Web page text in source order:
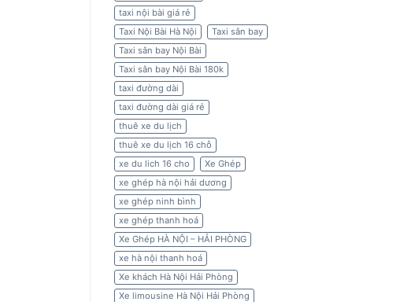
taxi nội bài giá rẻ
Taxi Nội Bài Hà Nội
Taxi sân bay
Taxi sân bay Nội Bài
Taxi sân bay Nội Bài 180k
taxi đường dài
taxi đường dài giá rẻ
thuê xe du lịch
thuê xe du lịch 16 chỗ
xe du lich 16 cho
Xe Ghép
xe ghép hà nội hải dương
xe ghép ninh bình
xe ghép thanh hoá
Xe Ghép HÀ NỘI – HẢI PHÒNG
xe hà nội thanh hoá
Xe khách Hà Nội Hải Phòng
Xe limousine Hà Nội Hải Phòng